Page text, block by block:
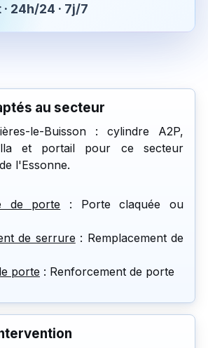
24h/24 · 7j/7
au secteur
le-Buisson : cylindre A2P,
et portail pour ce secteur
l'Essonne.
de porte : Porte claquée ou
de serrure : Remplacement de
porte : Renforcement de porte